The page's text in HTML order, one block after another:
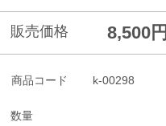
販売価格 8,500円
商品コード k-00298
数量